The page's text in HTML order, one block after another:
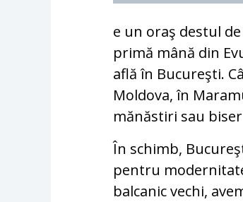
e un oraş destul
primă mână din
află în Bucureşti.
Moldova, în
mănăstiri sau
În schimb,
pentru
balcanic vechi,